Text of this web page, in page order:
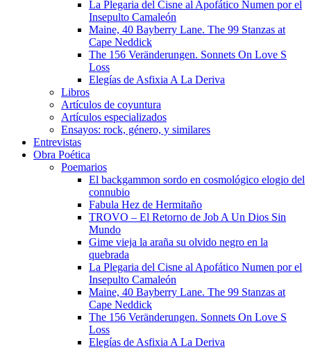
La Plegaria del Cisne al Apofático Numen por el
Insepulto Camaleón
Maine, 40 Bayberry Lane. The 99 Stanzas at
Cape Neddick
The 156 Veränderungen. Sonnets On Love S
Loss
Elegías de Asfixia A La Deriva
Libros
Artículos de coyuntura
Artículos especializados
Ensayos: rock, género, y similares
Entrevistas
Obra Poética
Poemarios
El backgammon sordo en cosmológico elogio del
connubio
Fabula Hez de Hermitaño
TROVO – El Retorno de Job A Un Dios Sin
Mundo
Gime vieja la araña su olvido negro en la
quebrada
La Plegaria del Cisne al Apofático Numen por el
Insepulto Camaleón
Maine, 40 Bayberry Lane. The 99 Stanzas at
Cape Neddick
The 156 Veränderungen. Sonnets On Love S
Loss
Elegías de Asfixia A La Deriva